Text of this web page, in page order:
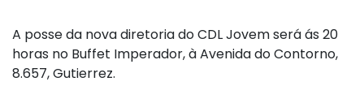
A posse da nova diretoria do CDL Jovem será ás 20
horas no Buffet Imperador, à Avenida do Contorno,
8.657, Gutierrez.